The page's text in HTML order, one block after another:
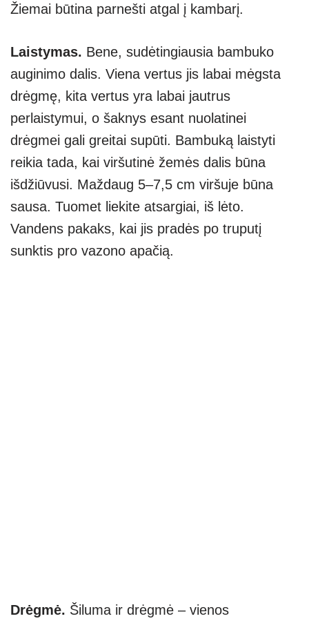
Žiemai būtina parnešti atgal į kambarį.
Laistymas. Bene, sudėtingiausia bambuko
auginimo dalis. Viena vertus jis labai mėgsta
drėgmę, kita vertus yra labai jautrus
perlaistymui, o šaknys esant nuolatinei
drėgmei gali greitai supūti. Bambuką laistyti
reikia tada, kai viršutinė žemės dalis būna
išdžiūvusi. Maždaug 5–7,5 cm viršuje būna
sausa. Tuomet liekite atsargiai, iš lėto.
Vandens pakaks, kai jis pradės po truputį
sunktis pro vazono apačią.
Drėgmė. Šiluma ir drėgmė – vienos